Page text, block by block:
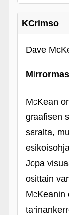
KCrimso
Dave
McKean
graafisen
saralta,
Jopa
osittain
McKeanin